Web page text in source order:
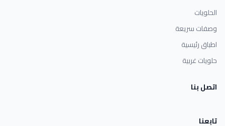
الحلويات
وصفات سريعة
اطباق رئيسية
حلويات غربية
اتصل بنا
تابعنا